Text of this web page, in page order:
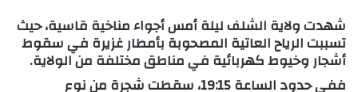
شهدت ولاية الشلف ليلة أمس أجواء مناخية قاسية، حيث
تسببت الرياح العاتية المصحوبة بأمطار غزيرة في سقوط
أشجار وخيوط كهربائية في مناطق مختلفة من الولاية.
ففي حدود الساعة 19:15، سقطت شجرة من نوع